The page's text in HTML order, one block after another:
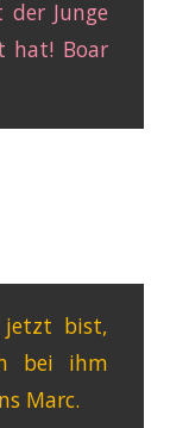
Junge
hat! Boar
jetzt bist,
bei ihm
Marc.